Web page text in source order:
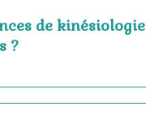
de kinésiologie
?